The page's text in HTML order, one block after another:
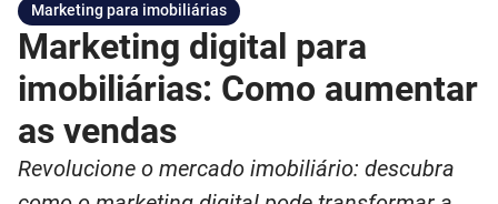
Marketing para imobiliárias
Marketing digital para
imobiliárias: Como aumentar
as vendas
Revolucione o mercado imobiliário: descubra